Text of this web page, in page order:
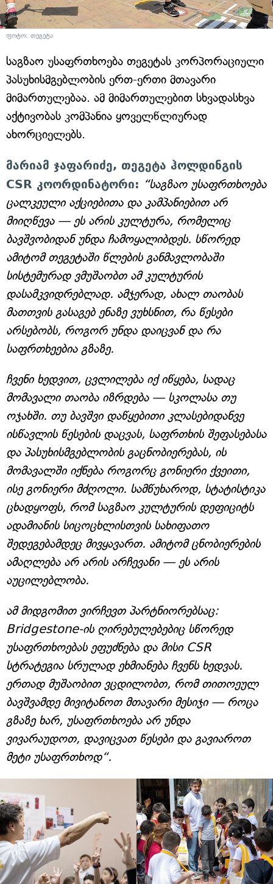
ფოტო: თეგეტა
საგზაო უსაფრთხოება თეგეტას კორპორაციული
პასუხისმგებლობის ერთ-ერთი მთავარი
მიმართულებაა. ამ მიმართულებით სხვადასხვა
აქტივობას კომპანია ყოველწლიურად
ახორციელებს.
მარიამ ჯაფარიძე, თეგეტა ჰოლდინგის
CSR კოორდინატორი: “საგზაო უსაფრთხოება
ცალკეული აქციებითა და კამპანიებით არ
მიიღწევა — ეს არის კულტურა, რომელიც
ბავშვობიდან უნდა ჩამოყალიბდეს. სწორედ
ამიტომ თეგეტაში წლების განმავლობაში
სისტემურად ვმუშაობთ ამ კულტურის
დასამკვიდრებლად. ამჯერად, ახალ თაობას
მათთვის გასაგებ ენაზე ვუხსნით, რა წესები
არსებობს, როგორ უნდა დაიცვან და რა
საფრთხეებია გზაზე.
ჩვენი ხედვით, ცვლილება იქ იწყება, სადაც
მომავალი თაობა იზრდება — სკოლასა თუ
ოჯახში. თუ ბავშვი დაწყებითი კლასებიდანვე
ისწავლის წესების დაცვას, საფრთხის შეფასებასა
და პასუხისმგებლობის გაცნობიერებას, ის
მომავალში იქნება როგორც გონიერი ქვეითი,
ისე გონიერი მძღოლი. სამწუხაროდ, სტატისტიკა
ცხადყოფს, რომ საგზაო კულტურის დეფიციტს
ადამიანის სიცოცხლისთვის სახიფათო
შედეგებამდეც მივყავართ. ამიტომ ცნობიერების
ამაღლება არ არის არჩევანი — ეს არის
აუცილებლობა.
ამ მიდგომით ვირჩევთ პარტნიორებსაც:
Bridgestone-ის ღირებულებებიც სწორედ
უსაფრთხოებას ეფუძნება და მისი CSR
სტრატეგია სრულად ეხმიანება ჩვენს ხედვას.
ერთად მუშაობით ვცდილობთ, რომ თითოეულ
ბავშვამდე მივიტანოთ მთავარი მესიჯი — როცა
გზაზე ხარ, უსაფრთხოება არ უნდა
ვივარაუდოთ, დავიცვათ წესები და გავიაროთ
მეტი უსაფრთხოდ“.